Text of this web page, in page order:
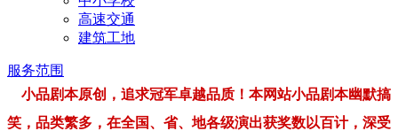
高速交通
建筑工地
服务范围
小品剧本原创，追求冠军卓越品质！本网站小品剧本幽默搞
笑，品类繁多，在全国、省、地各级演出获奖数以百计，深受